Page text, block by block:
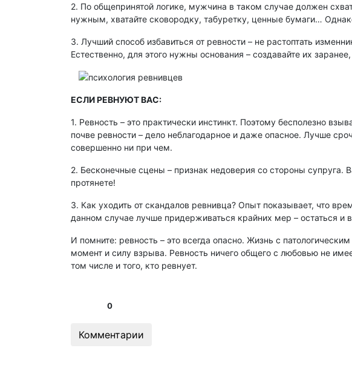
2. По общепринятой логике, мужчина в таком случае должен
нужным, хватайте сковородку, табуретку, ценные бумаги…
3. Лучший способ избавиться от ревности – не растоптать
Естественно, для этого нужны основания – создавайте их
ЕСЛИ РЕВНУЮТ ВАС:
1. Ревность – это практически инстинкт. Поэтому бесполезно
почве ревности – дело неблагодарное и даже опасное. Лучше
совершенно ни при чем.
2. Бесконечные сцены – признак недоверия со стороны супруга.
протянете!
3. Как уходить от скандалов ревнивца? Опыт показывает, что
данном случае лучше придерживаться крайних мер – остаться и
И помните: ревность – это всегда опасно. Жизнь с
момент и силу взрыва. Ревность ничего общего с любовью не
том числе и того, кто ревнует.
0
Комментарии